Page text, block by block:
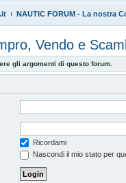
NAUTIC FORUM - La nostra
Vendo e
gli argomenti di questo forum.
Ricordami
Nascondi il mio stato per